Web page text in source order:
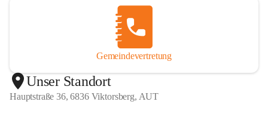
Gemeindevertretung
Unser Standort
Hauptstraße 36, 6836 Viktorsberg, AUT